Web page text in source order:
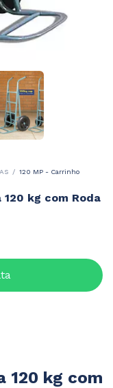
/ 120 MP - Carrinho
120 kg com Roda
120 kg com